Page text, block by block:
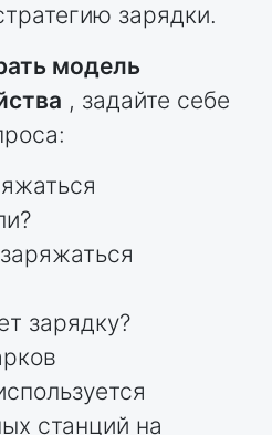
зарядки.
модель
, задайте себе
зарядку?
станций на